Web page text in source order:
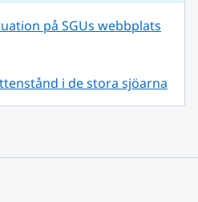
på SGUs webbplats
i de stora sjöarna